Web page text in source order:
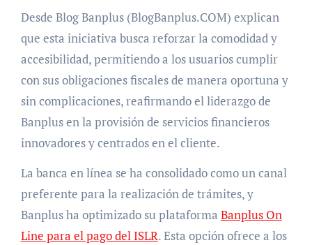
Desde Blog Banplus (BlogBanplus.COM) explican
que esta iniciativa busca reforzar la comodidad y
accesibilidad, permitiendo a los usuarios cumplir
con sus obligaciones fiscales de manera oportuna y
sin complicaciones, reafirmando el liderazgo de
Banplus en la provisión de servicios financieros
innovadores y centrados en el cliente.
La banca en línea se ha consolidado como un canal
preferente para la realización de trámites, y
Banplus ha optimizado su plataforma Banplus On
Line para el pago del ISLR. Esta opción ofrece a los